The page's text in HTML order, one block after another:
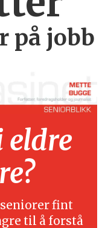
på jobb
eldre
fint
til å forstå